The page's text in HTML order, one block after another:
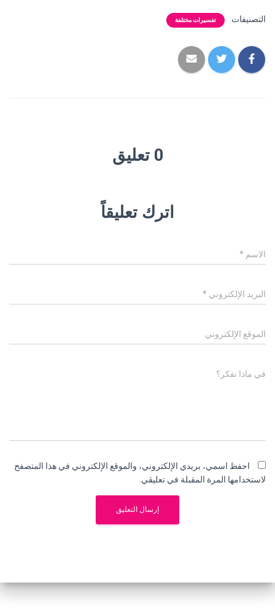
التصنيفات: تفسيرات مختلفة
0 تعليق
اترك تعليقاً
الاسم *
البريد الإلكتروني *
الموقع الإلكتروني
في ماذا تفكر؟
احفظ اسمي، بريدي الإلكتروني، والموقع الإلكتروني في هذا المتصفح
لاستخدامها المرة المقبلة في تعليقي.